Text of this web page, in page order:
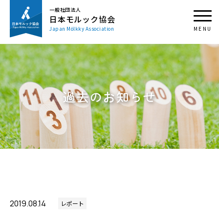
一般社団法人
日本モルック協会
Japan Mölkky Association
過去のお知らせ
2019.08.14 レポート